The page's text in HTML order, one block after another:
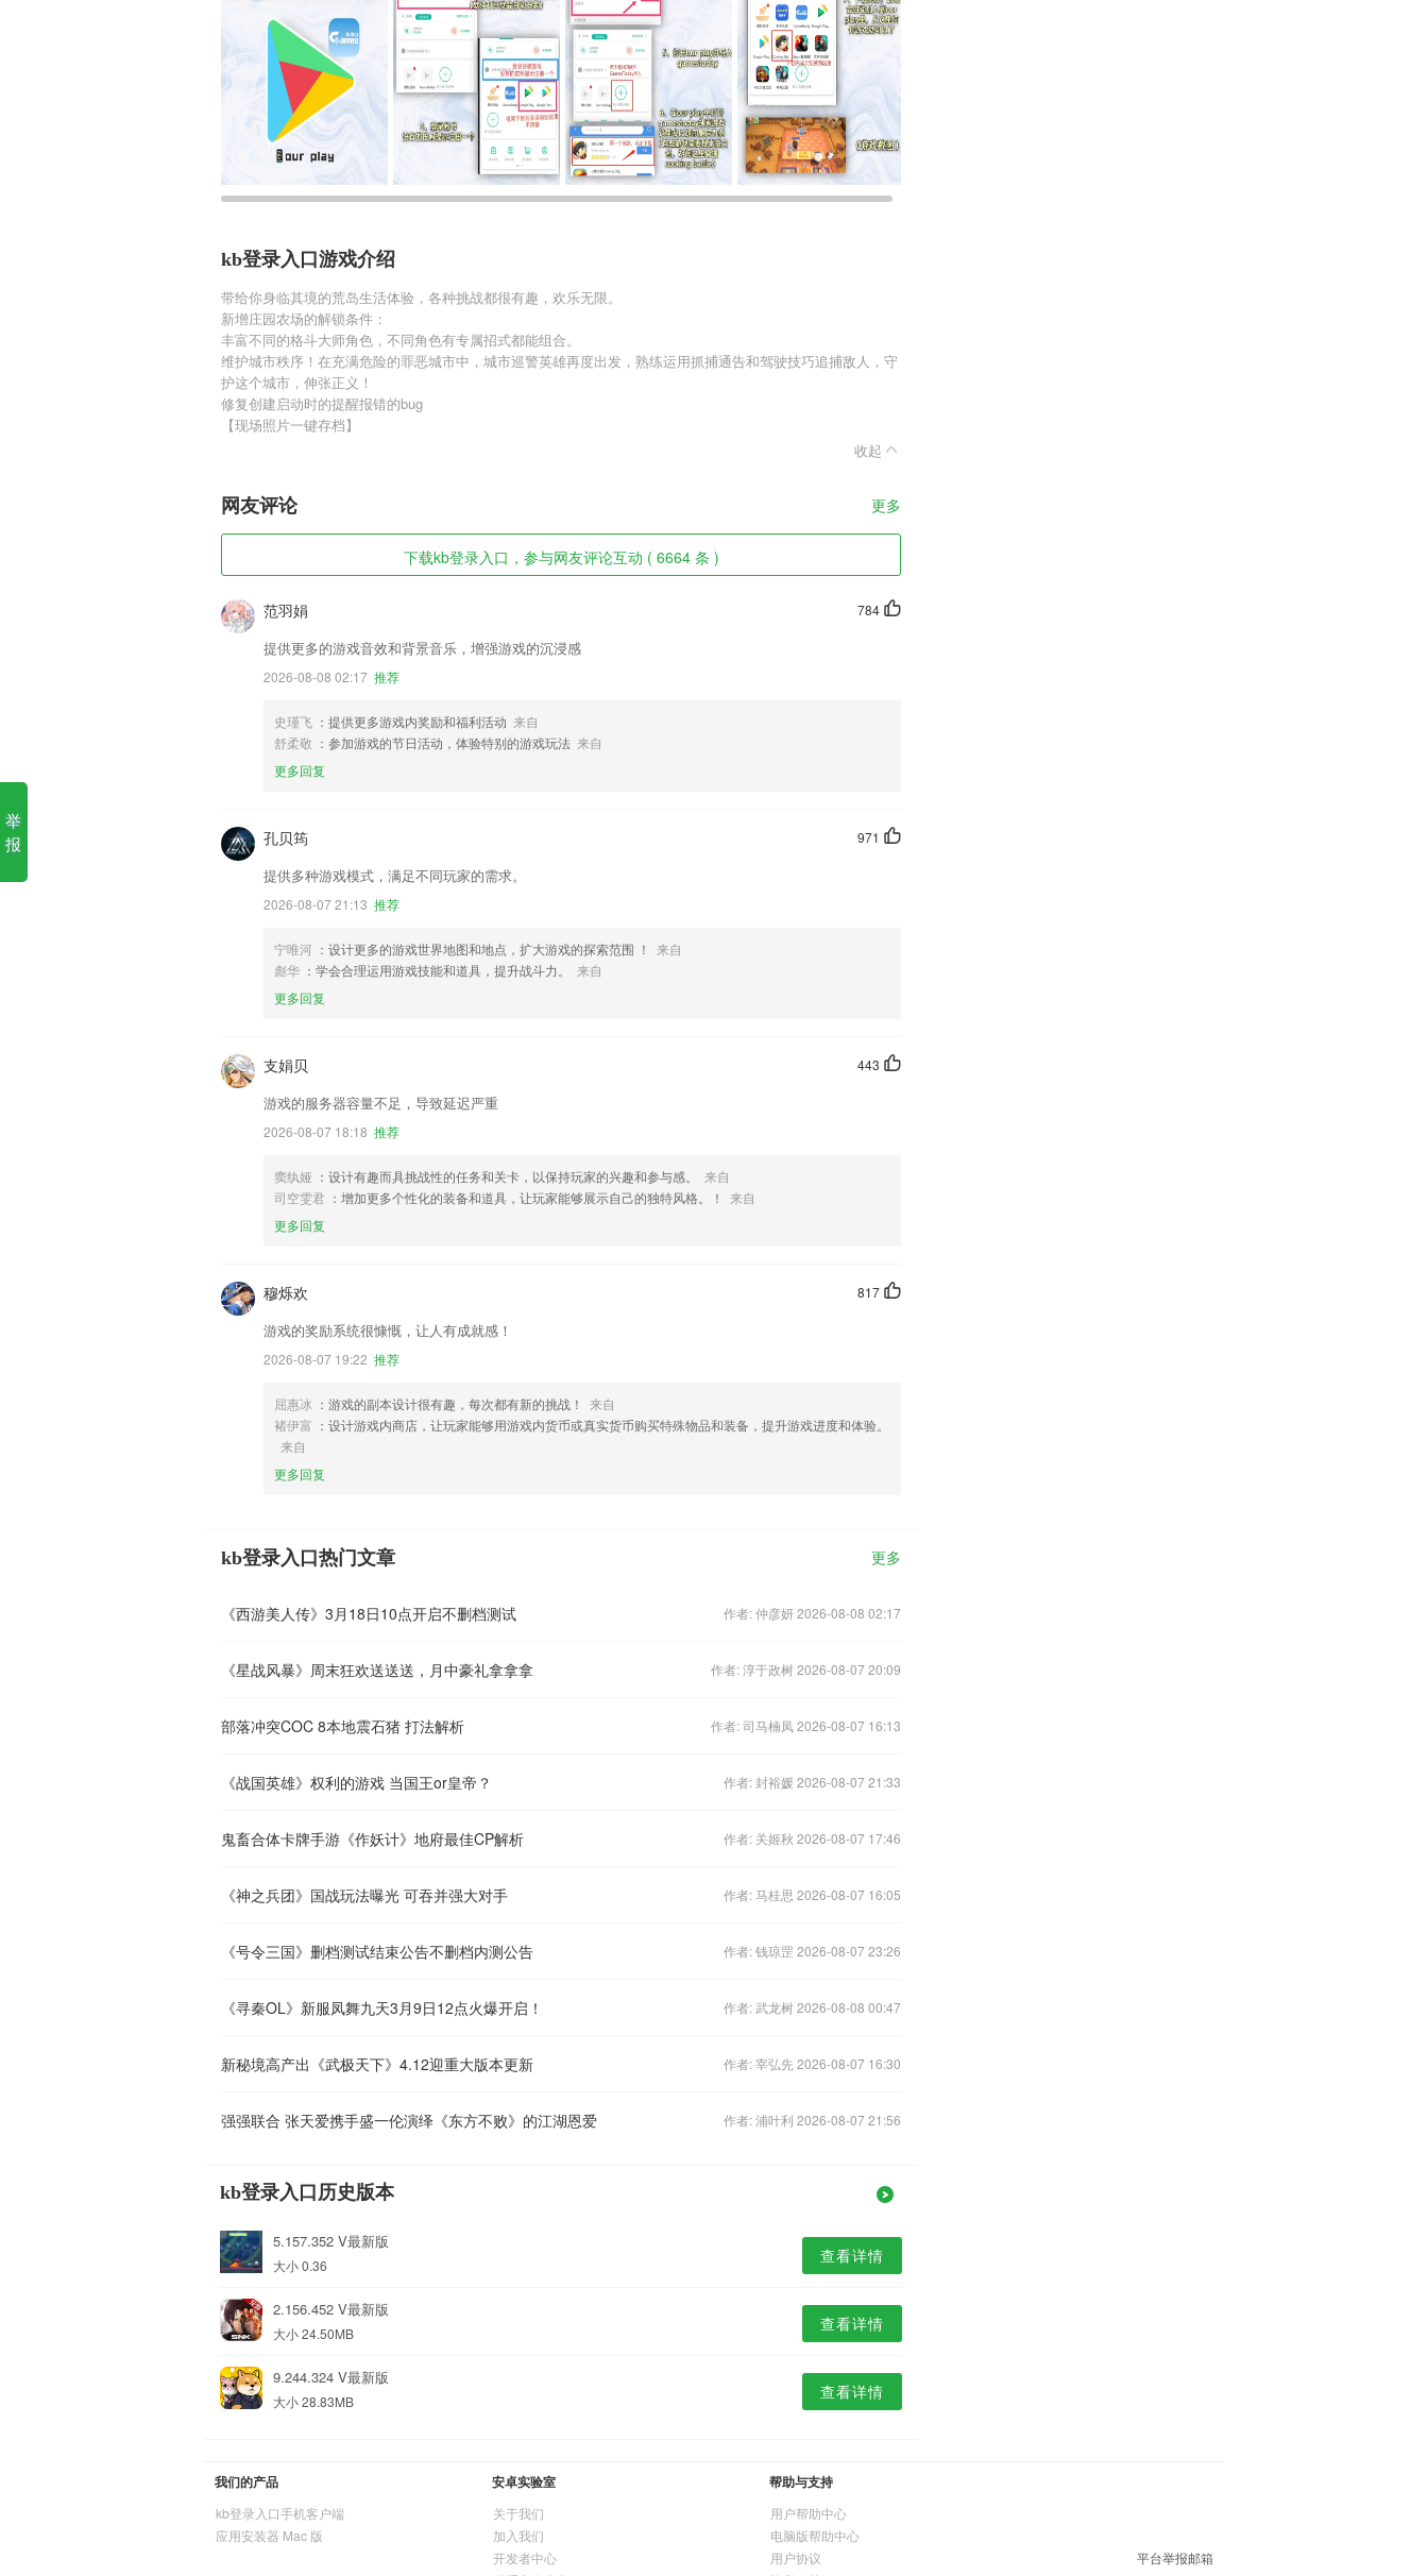
kb登录入口游戏介绍
带给你身临其境的荒岛生活体验，各种挑战都很有趣，欢乐无限。
新增庄园农场的解锁条件：
丰富不同的格斗大师角色，不同角色有专属招式都能组合。
维护城市秩序！在充满危险的罪恶城市中，城市巡警英雄再度出发，熟练运用抓捕通告和驾驶技巧追捕敌人，守
护这个城市，伸张正义！
修复创建启动时的提醒报错的bug
【现场照片一键存档】
收起
网友评论 更多
下载kb登录入口，参与网友评论互动 ( 6664 条 )
784
范羽娟
提供更多的游戏音效和背景音乐，增强游戏的沉浸感
2026-08-08 02:17 推荐
史瑾飞 ：提供更多游戏内奖励和福利活动 来自
舒柔敬 ：参加游戏的节日活动，体验特别的游戏玩法 来自
更多回复
971
孔贝筠
提供多种游戏模式，满足不同玩家的需求。
2026-08-07 21:13 推荐
宁唯河 ：设计更多的游戏世界地图和地点，扩大游戏的探索范围 ！
来自
彪华 ：学会合理运用游戏技能和道具，提升战斗力。
来自
更多回复
443
支娟贝
游戏的服务器容量不足，导致延迟严重
2026-08-07 18:18 推荐
窦纨娅 ：设计有趣而具挑战性的任务和关卡，以保持玩家的兴趣和参与感。
来自
司空雯君 ：增加更多个性化的装备和道具，让玩家能够展示自己的独特风格。！
来自
更多回复
817
穆烁欢
游戏的奖励系统很慷慨，让人有成就感！
2026-08-07 19:22 推荐
屈惠冰 ：游戏的副本设计很有趣，每次都有新的挑战！
来自
褚伊富 ：设计游戏内商店，让玩家能够用游戏内货币或真实货币购买特殊物品和装备，提升游戏进度和体验。
来自
更多回复
kb登录入口热门文章 更多
《西游美人传》3月18日10点开启不删档测试 作者: 仲彦妍 2026-08-08 02:17
《星战风暴》周末狂欢送送送，月中豪礼拿拿拿 作者: 淳于政树 2026-08-07 20:09
部落冲突COC 8本地震石猪 打法解析 作者: 司马楠凤 2026-08-07 16:13
《战国英雄》权利的游戏 当国王or皇帝？ 作者: 封裕媛 2026-08-07 21:33
鬼畜合体卡牌手游《作妖计》地府最佳CP解析 作者: 关姬秋 2026-08-07 17:46
《神之兵团》国战玩法曝光 可吞并强大对手 作者: 马桂思 2026-08-07 16:05
《号令三国》删档测试结束公告不删档内测公告 作者: 钱琼罡 2026-08-07 23:26
《寻秦OL》新服凤舞九天3月9日12点火爆开启！ 作者: 武龙树 2026-08-08 00:47
新秘境高产出《武极天下》4.12迎重大版本更新 作者: 宰弘先 2026-08-07 16:30
强强联合 张天爱携手盛一伦演绎《东方不败》的江湖恩爱 作者: 浦叶利 2026-08-07 21:56
kb登录入口历史版本
5.157.352 V最新版
大小 0.36 查看详情
2.156.452 V最新版
大小 24.50MB 查看详情
9.244.324 V最新版
大小 28.83MB 查看详情
我们的产品
kb登录入口手机客户端
应用安装器 Mac 版
安卓实验室
关于我们
加入我们
开发者中心
帮助与支持
用户帮助中心
电脑版帮助中心
用户协议
平台举报邮箱
举
报